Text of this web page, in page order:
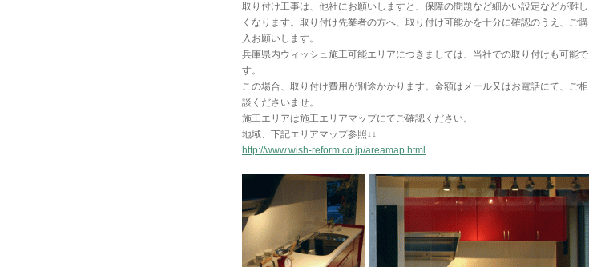
取り付け工事は、他社にお願いしますと、保障の問題など細かい設定などが難し
くなります。取り付け先業者の方へ、取り付け可能かを十分に確認のうえ、ご購
入お願いします。
兵庫県内ウィッシュ施工可能エリアにつきましては、当社での取り付けも可能で
す。
この場合、取り付け費用が別途かかります。金額はメール又はお電話にて、ご相
談くださいませ。
施工エリアは施工エリアマップにてご確認ください。
地域、下記エリアマップ参照↓↓
http://www.wish-reform.co.jp/areamap.html